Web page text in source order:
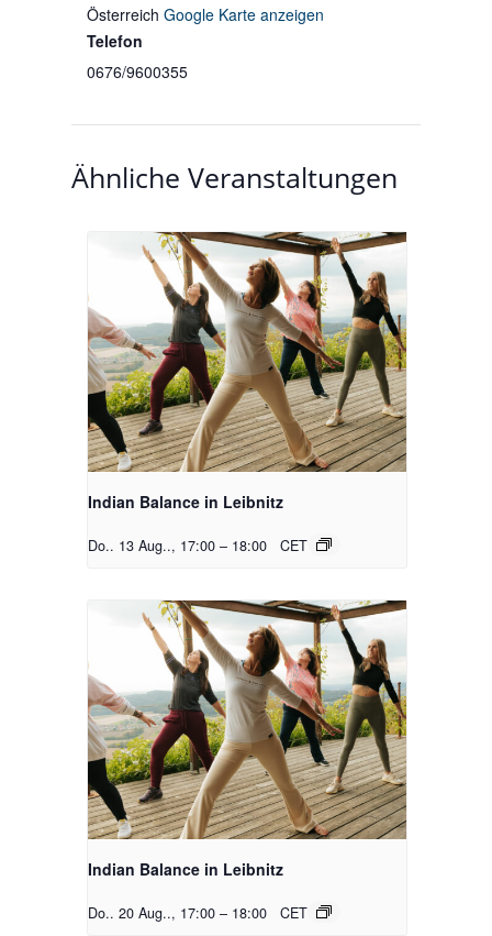
Österreich Google Karte anzeigen
Telefon
0676/9600355
Ähnliche Veranstaltungen
Indian Balance in Leibnitz
Do.. 13 Aug.., 17:00 – 18:00 CET
Indian Balance in Leibnitz
Do.. 20 Aug.., 17:00 – 18:00 CET